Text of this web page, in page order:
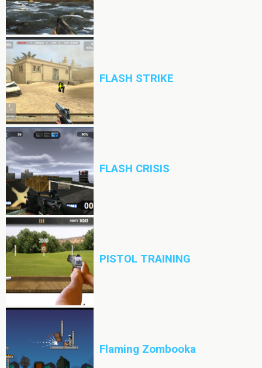
FLASH STRIKE
FLASH CRISIS
PISTOL TRAINING
Flaming Zombooka